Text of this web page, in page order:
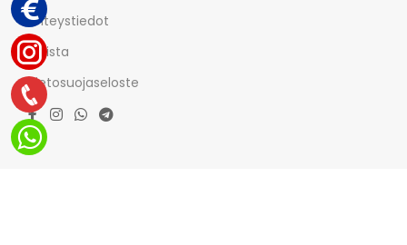
Yhteystiedot
Meista
Tietosuojaseloste